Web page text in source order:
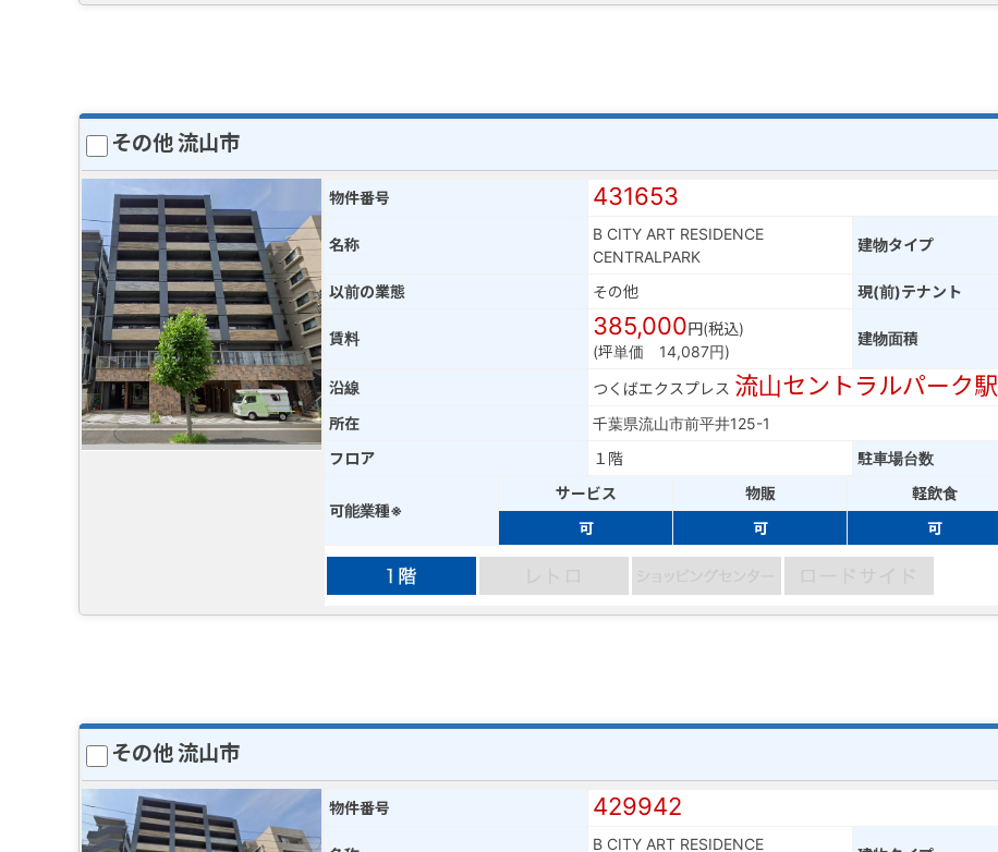
その他 流山市
物件番号 431653
名称
B CITY ART RESIDENCE
CENTRALPARK
建物タイプ
以前の業態 その他 現(前)テナント
賃料 385,000円(税込)
(坪単価 14,087円)
建物面積
沿線 つくばエクスプレス 流山セントラルパーク駅
所在
千葉県流山市前平井125-1
フロア
１階 駐車場台数
可能業種※
サービス 物販 軽飲食
可
可 可
その他 流山市
物件番号 429942
B CITY ART RESIDENCE